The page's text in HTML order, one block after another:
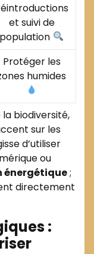
et suivi de
population
Protéger les
humides
biodiversité,
sur les
d’utiliser
ou
énergétique;
directement
: